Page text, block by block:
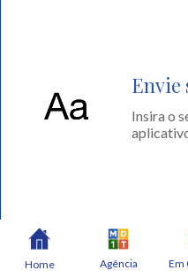
Envie
Insira o
Home Agência Em